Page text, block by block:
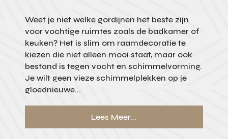
Weet je niet welke gordijnen het beste zijn
voor vochtige ruimtes zoals de badkamer of
keuken? Het is slim om raamdecoratie te
kiezen die niet alleen mooi staat, maar ook
bestand is tegen vocht en schimmelvorming.
Je wilt geen vieze schimmelplekken op je
gloednieuwe...
Lees Meer...